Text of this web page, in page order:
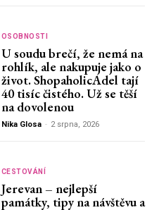
OSOBNOSTI
U soudu brečí, že nemá na
rohlík, ale nakupuje jako o
život. ShopaholicAdel tají
40 tisíc čistého. Už se těší
na dovolenou
Nika Glosa - 2 srpna, 2026
CESTOVÁNÍ
Jerevan – nejlepší
památky, tipy na návštěvu a